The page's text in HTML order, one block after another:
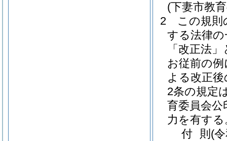
(下妻市教
2
この規則
する法律
「改正法
お従前の
よる改正
2条の規定
育委員会公
力を有する
付 則 (